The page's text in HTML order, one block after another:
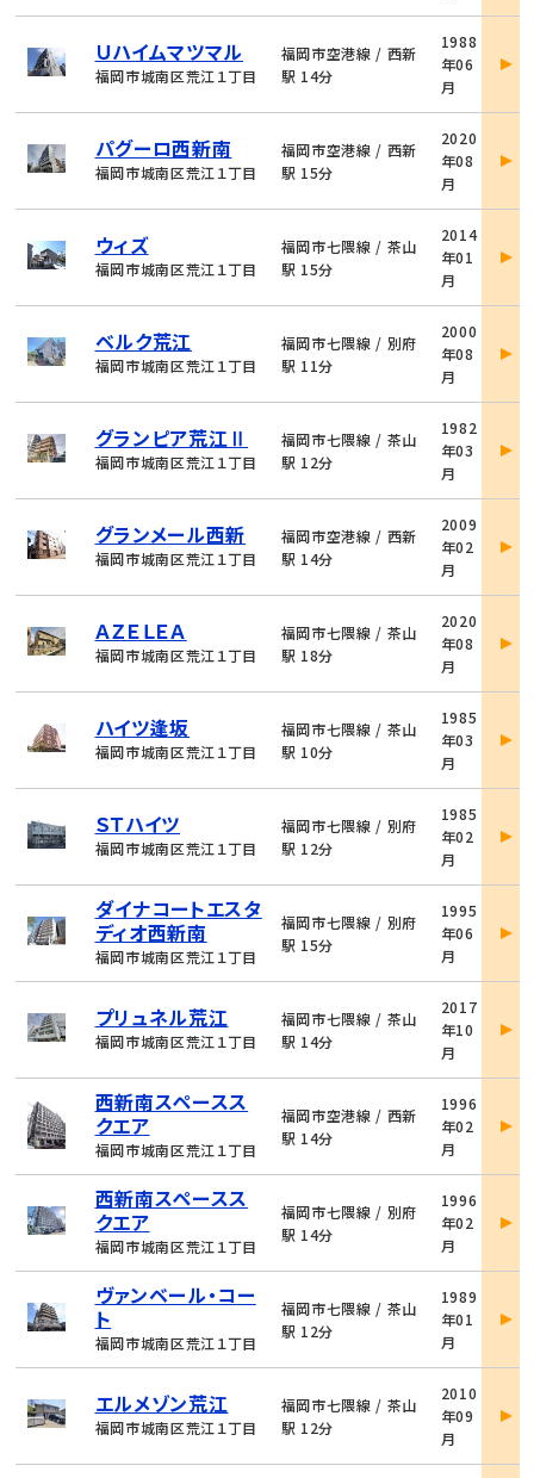
Ｕハイムマツマル
福岡市城南区荒江１丁目
福岡市空港線 / 西新
駅 14分
1988
年06
月
詳
パグーロ西新南
福岡市城南区荒江１丁目
福岡市空港線 / 西新
駅 15分
2020
年08
月
詳
ウィズ
福岡市城南区荒江１丁目
福岡市七隈線 / 茶山
駅 15分
2014
年01
月
詳
ベルク荒江
福岡市城南区荒江１丁目
福岡市七隈線 / 別府
駅 11分
2000
年08
月
詳
グランピア荒江Ⅱ
福岡市城南区荒江１丁目
福岡市七隈線 / 茶山
駅 12分
1982
年03
月
詳
グランメール西新
福岡市城南区荒江１丁目
福岡市空港線 / 西新
駅 14分
2009
年02
月
詳
ＡＺＥＬＥＡ
福岡市城南区荒江１丁目
福岡市七隈線 / 茶山
駅 18分
2020
年08
月
詳
ハイツ逢坂
福岡市城南区荒江１丁目
福岡市七隈線 / 茶山
駅 10分
1985
年03
月
詳
ＳＴハイツ
福岡市城南区荒江１丁目
福岡市七隈線 / 別府
駅 12分
1985
年02
月
詳
ダイナコートエスタ
ディオ西新南
福岡市城南区荒江１丁目
福岡市七隈線 / 別府
駅 15分
1995
年06
月
詳
プリュネル荒江
福岡市城南区荒江１丁目
福岡市七隈線 / 茶山
駅 14分
2017
年10
月
詳
西新南スペースス
クエア
福岡市城南区荒江１丁目
福岡市空港線 / 西新
駅 14分
1996
年02
月
詳
西新南スペースス
クエア
福岡市城南区荒江１丁目
福岡市七隈線 / 別府
駅 14分
1996
年02
月
詳
ヴァンベール・コー
ト
福岡市城南区荒江１丁目
福岡市七隈線 / 茶山
駅 12分
1989
年01
月
詳
エルメゾン荒江
福岡市城南区荒江１丁目
福岡市七隈線 / 茶山
駅 12分
2010
年09
月
詳